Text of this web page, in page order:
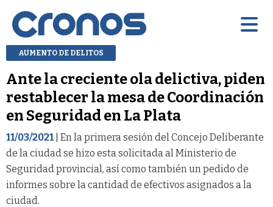
AUMENTO DE DELITOS
Ante la creciente ola delictiva, piden
restablecer la mesa de Coordinación
en Seguridad en La Plata
11/03/2021 | En la primera sesión del Concejo Deliberante
de la ciudad se hizo esta solicitada al Ministerio de
Seguridad provincial, así como también un pedido de
informes sobre la cantidad de efectivos asignados a la
ciudad.